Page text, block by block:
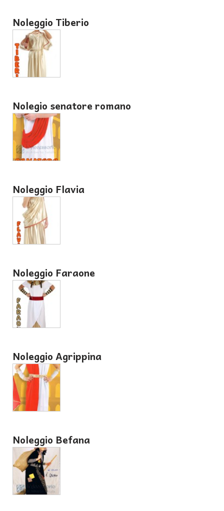
Noleggio Tiberio
Nolegio senatore romano
Noleggio Flavia
Noleggio Faraone
Noleggio Agrippina
Noleggio Befana